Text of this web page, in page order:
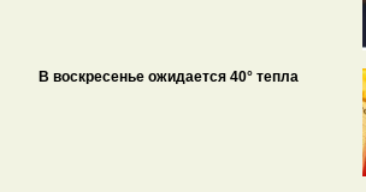
В воскресенье ожидается 40° тепла